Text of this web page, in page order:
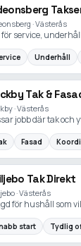
· Västerås
för service,
Underhåll
Tak &
· Västerås
jobb där tak och
Fasad
Tak Direkt
· Västerås
för hushåll som
start Tydlig